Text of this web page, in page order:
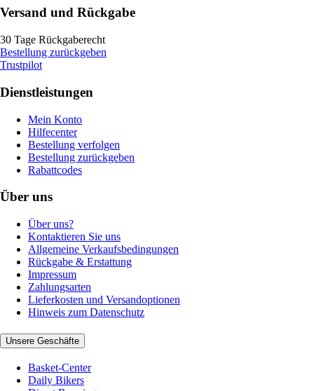
Versand und Rückgabe
30 Tage Rückgaberecht
Bestellung zurückgeben
Trustpilot
Dienstleistungen
Mein Konto
Hilfecenter
Bestellung verfolgen
Bestellung zurückgeben
Rabattcodes
Über uns
Über uns?
Kontaktieren Sie uns
Allgemeine Verkaufsbedingungen
Rückgabe & Erstattung
Impressum
Zahlungsarten
Lieferkosten und Versandoptionen
Hinweis zum Datenschutz
Unsere Geschäfte
Basket-Center
Daily Bikers